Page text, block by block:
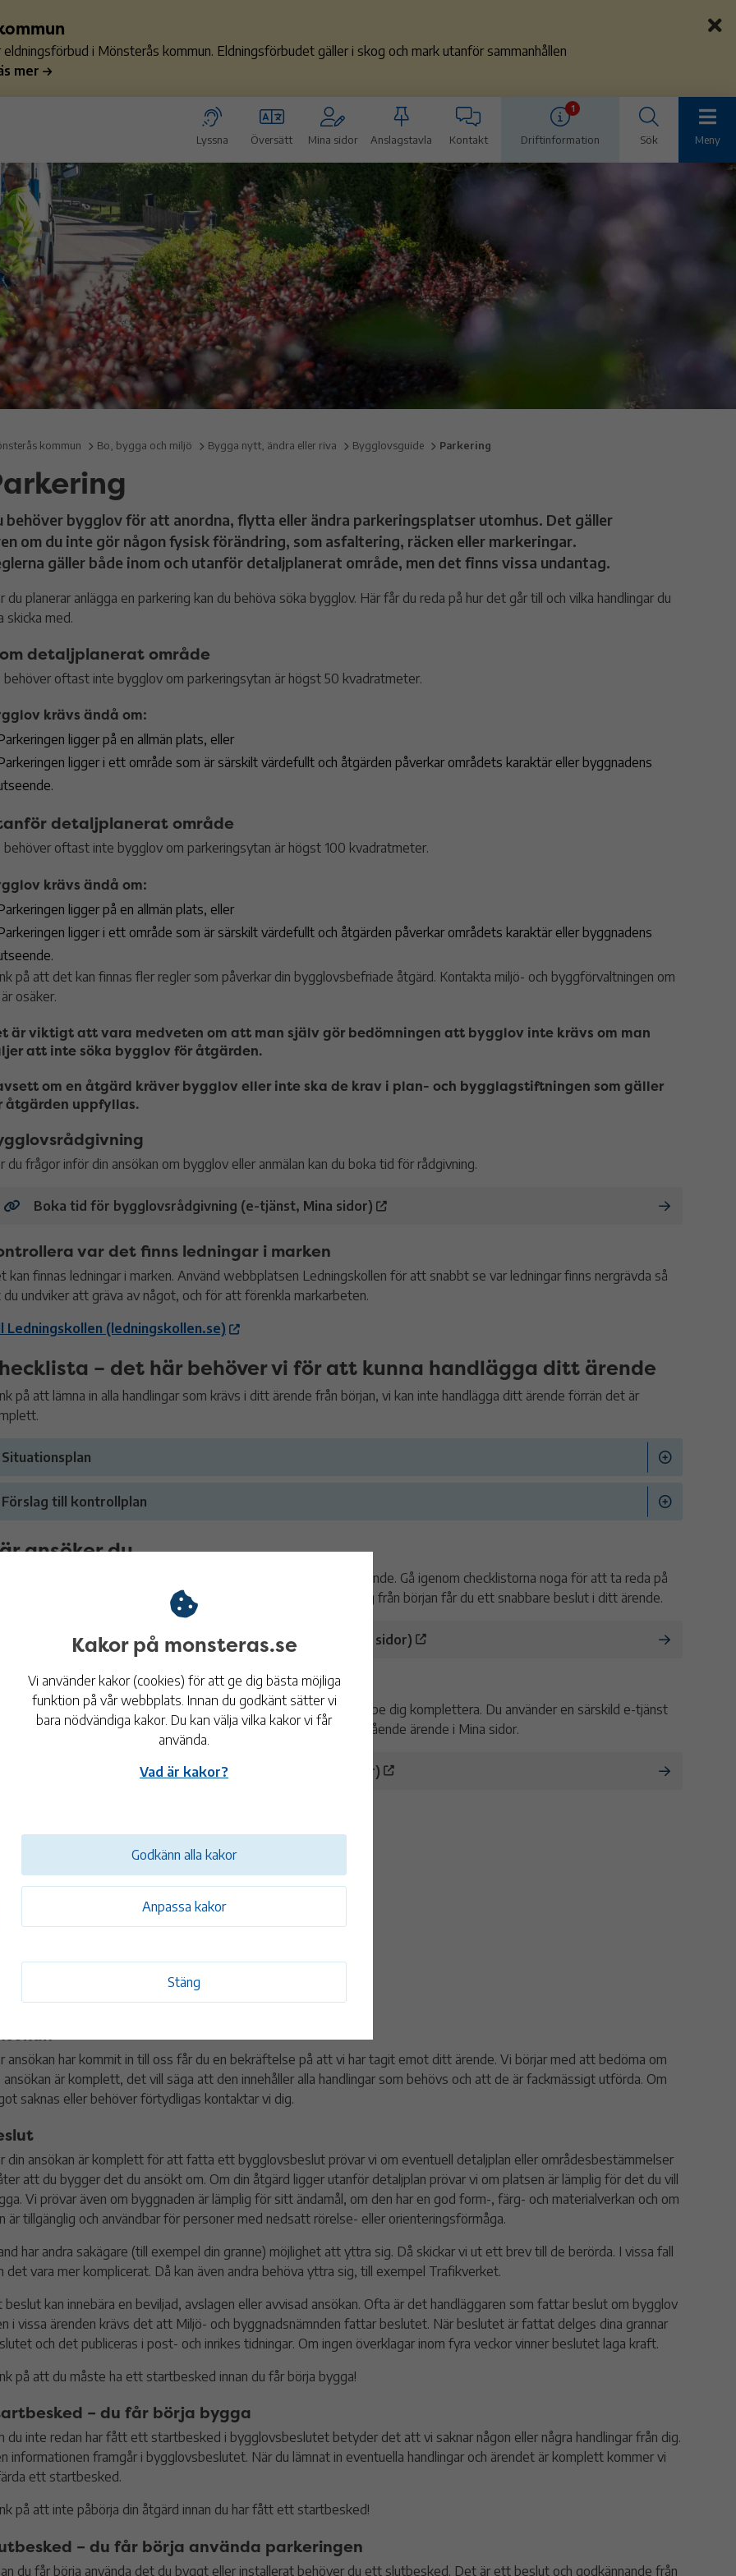
eldningsförbud i Mönsterås kommun. Eldningsförbudet gäller i skog och mark utanför sammanhållen
mer
Lyssna Översätt Mina sidor Anslagstavla Kontakt
1
Driftinformation Sök Meny
kommun Bo, bygga och miljö Bygga nytt, ändra eller riva Bygglovsguide Parkering
behöver bygglov för att anordna, flytta eller ändra parkeringsplatser utomhus. Det gäller
om du inte gör någon fysisk förändring, som asfaltering, räcken eller markeringar.
gäller både inom och utanför detaljplanerat område, men det finns vissa undantag.
du planerar anlägga en parkering kan du behöva söka bygglov. Här får du reda på hur det går till och vilka handlingar du
skicka med.
detaljplanerat område
behöver oftast inte bygglov om parkeringsytan är högst 50 kvadratmeter.
krävs ändå om:
ligger på en allmän plats, eller
ligger i ett område som är särskilt värdefullt och åtgärden påverkar områdets karaktär eller byggnadens
detaljplanerat område
behöver oftast inte bygglov om parkeringsytan är högst 100 kvadratmeter.
krävs ändå om:
ligger på en allmän plats, eller
ligger i ett område som är särskilt värdefullt och åtgärden påverkar områdets karaktär eller byggnadens
på att det kan finnas fler regler som påverkar din bygglovsbefriade åtgärd. Kontakta miljö- och byggförvaltningen om
osäker.
är viktigt att vara medveten om att man själv gör bedömningen att bygglov inte krävs om man
att inte söka bygglov för åtgärden.
om en åtgärd kräver bygglov eller inte ska de krav i plan- och bygglagstiftningen som gäller
åtgärden uppfyllas.
du frågor inför din ansökan om bygglov eller anmälan kan du boka tid för rådgivning.
Boka tid för bygglovsrådgivning (e-tjänst, Mina sidor)
var det finns ledningar i marken
kan finnas ledningar i marken. Använd webbplatsen Ledningskollen för att snabbt se var ledningar finns nergrävda så
du undviker att gräva av något, och för att förenkla markarbeten.
Ledningskollen (ledningskollen.se)
– det här behöver vi för att kunna handlägga ditt ärende
på att lämna in alla handlingar som krävs i ditt ärende från början, vi kan inte handlägga ditt ärende förrän det är
Situationsplan
Förslag till kontrollplan
ansöker du
du har skickat in en komplett ansökan börjar vi handlägga ditt ärende. Gå igenom checklistorna noga för att ta reda på
dokument du behöver skicka med. Om din anmälan är fullständig från början får du ett snabbare beslut i ditt ärende.
Ansök om bygglov för parkeringsplats (e-tjänst, Mina sidor)
ditt ärende
något skulle saknas i din ansökan kommer vi att höra av oss och be dig komplettera. Du använder en särskild e-tjänst
du kan alltså inte göra kompletteringar i ditt pågående ärende i Mina sidor.
Komplettera ditt bygglovsärende (e-tjänst, Mina sidor)
händer sen?
här går processen till för enklare bygglovsärenden:
ansökan har kommit in till oss får du en bekräftelse på att vi har tagit emot ditt ärende. Vi börjar med att bedöma om
ansökan är komplett, det vill säga att den innehåller alla handlingar som behövs och att de är fackmässigt utförda. Om
saknas eller behöver förtydligas kontaktar vi dig.
din ansökan är komplett för att fatta ett bygglovsbeslut prövar vi om eventuell detaljplan eller områdesbestämmelser
att du bygger det du ansökt om. Om din åtgärd ligger utanför detaljplan prövar vi om platsen är lämplig för det du vill
Vi prövar även om byggnaden är lämplig för sitt ändamål, om den har en god form-, färg- och materialverkan och om
är tillgänglig och användbar för personer med nedsatt rörelse- eller orienteringsförmåga.
har andra sakägare (till exempel din granne) möjlighet att yttra sig. Då skickar vi ut ett brev till de berörda. I vissa fall
det vara mer komplicerat. Då kan även andra behöva yttra sig, till exempel Trafikverket.
beslut kan innebära en beviljad, avslagen eller avvisad ansökan. Ofta är det handläggaren som fattar beslut om bygglov
i vissa ärenden krävs det att Miljö- och byggnadsnämnden fattar beslutet. När beslutet är fattat delges dina grannar
och det publiceras i post- och inrikes tidningar. Om ingen överklagar inom fyra veckor vinner beslutet laga kraft.
på att du måste ha ett startbesked innan du får börja bygga!
– du får börja bygga
du inte redan har fått ett startbesked i bygglovsbeslutet betyder det att vi saknar någon eller några handlingar från dig.
informationen framgår i bygglovsbeslutet. När du lämnat in eventuella handlingar och ärendet är komplett kommer vi
ett startbesked.
på att inte påbörja din åtgärd innan du har fått ett startbesked!
– du får börja använda parkeringen
du får börja använda det du byggt eller installerat behöver du ett slutbesked. Det är ett beslut och godkännande från
Kakor på monsteras.se
Vi använder kakor (cookies) för att ge dig bästa möjliga
funktion på vår webbplats. Innan du godkänt sätter vi
bara nödvändiga kakor. Du kan välja vilka kakor vi får
använda.
Vad är kakor?
Anpassa kakor
Stäng
Godkänn alla kakor